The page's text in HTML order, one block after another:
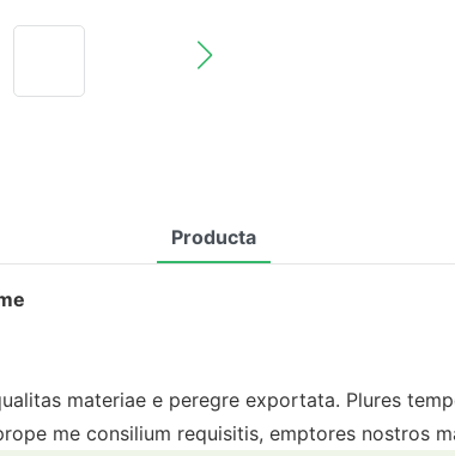
Producta
materiae e peregre exportata. Plures
me consilium requisitis, emptores nostros